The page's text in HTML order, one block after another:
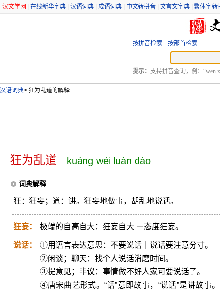
汉文学网 在线新华字典 汉语词典 成语词典 中文转拼音 文言文字典 繁体字转
按拼音检索 按部首检索
提示： 支持拼音查询，例：“wen
汉语词典> 狂为乱道的解释
狂为乱道 kuáng wéi luàn dào
词典解释
狂：狂妄；道：讲。狂妄地做事，胡乱地说话。
狂妄： 极端的自高自大：狂妄自大 ㄧ态度狂妄。
说话：
①用语言表达意思：不要说话｜说话要注意分寸。
②闲谈；聊天：找个人说话消磨时间。
③提意见；非议：事情做不好人家可要说话了。
④唐宋曲艺形式。“话”意即故事，“说话”是讲故事